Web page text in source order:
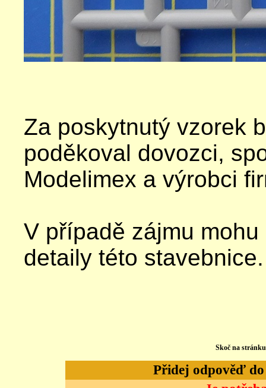
Za poskytnutý vzorek
poděkoval dovozci,
Modelimex a výrobci
V případě zájmu
detaily této stavebnice.
Skoč na
Přidej odpověď